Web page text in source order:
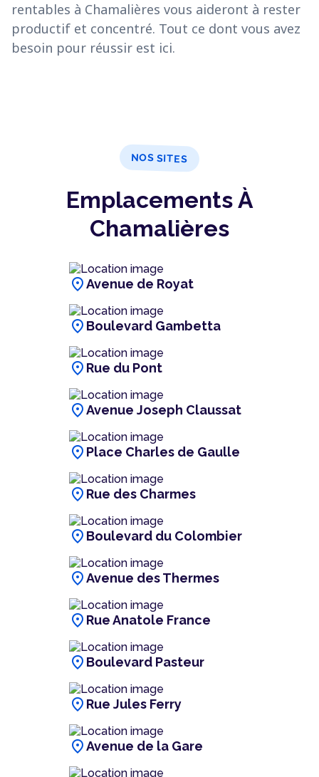
rentables à Chamalières vous aideront à rester
productif et concentré. Tout ce dont vous avez
besoin pour réussir est ici.
NOS SITES
Emplacements À
Chamalières
location_onAvenue de Royat
location_on Boulevard Gambetta
location_on Rue du Pont
location_onAvenue Joseph Claussat
location_on Place Charles de Gaulle
location_on Rue des Charmes
location_on Boulevard du Colombier
location_onAvenue des Thermes
location_on Rue Anatole France
location_on Boulevard Pasteur
location_on Rue Jules Ferry
location_onAvenue de la Gare